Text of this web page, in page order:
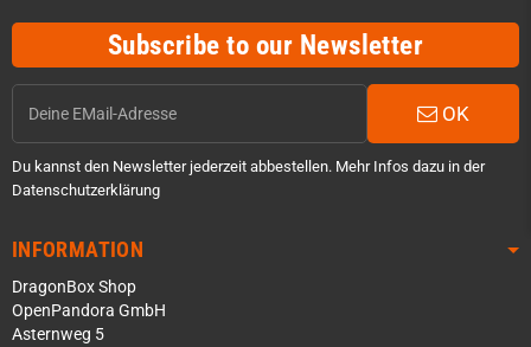
Subscribe to our Newsletter
OK
Du kannst den Newsletter jederzeit abbestellen. Mehr Infos dazu in der
Datenschutzerklärung
INFORMATION
DragonBox Shop
OpenPandora GmbH
Asternweg 5